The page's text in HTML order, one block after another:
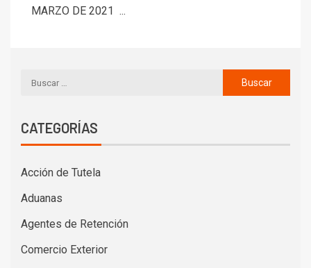
MARZO DE 2021 ...
CATEGORÍAS
Acción de Tutela
Aduanas
Agentes de Retención
Comercio Exterior